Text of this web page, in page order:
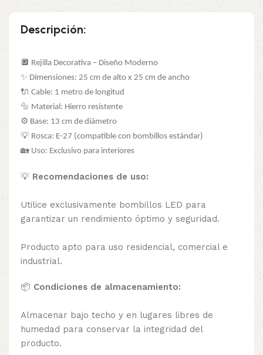
Descripción:
🔲 Rejilla Decorativa – Diseño Moderno
✨ Dimensiones: 25 cm de alto x 25 cm de ancho
🔌 Cable: 1 metro de longitud
🔩 Material: Hierro resistente
⚙️ Base: 13 cm de diámetro
💡 Rosca: E-27 (compatible con bombillos estándar)
🏡 Uso: Exclusivo para interiores
💡 Recomendaciones de uso:
Utilice exclusivamente bombillos LED para
garantizar un rendimiento óptimo y seguridad.
Producto apto para uso residencial, comercial e
industrial.
📦 Condiciones de almacenamiento:
Almacenar bajo techo y en lugares libres de
humedad para conservar la integridad del
producto.